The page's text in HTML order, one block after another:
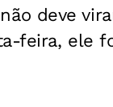
deve
feira, ele